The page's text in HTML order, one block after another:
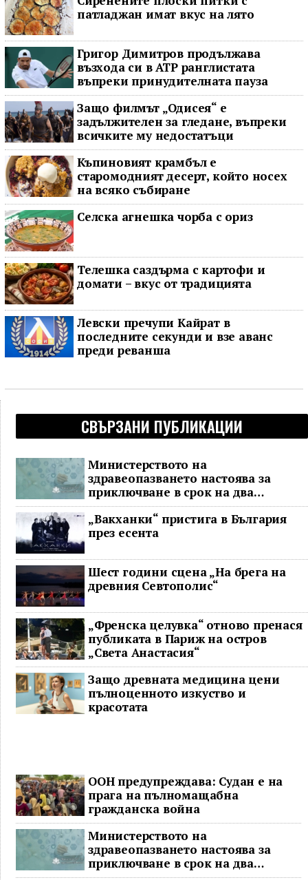
патладжан имат вкус на лято
Григор Димитров продължава
възхода си в ATP ранглистата
въпреки принудителната пауза
Защо филмът „Одисея“ е
задължителен за гледане, въпреки
всичките му недостатъци
Къпиновият крамбъл е
старомодният десерт, който носех
на всяко събиране
Селска агнешка чорба с ориз
Телешка саздърма с картофи и
домати – вкус от традицията
Левски пречупи Кайрат в
последните секунди и взе аванс
преди реванша
СВЪРЗАНИ ПУБЛИКАЦИИ
Министерството на
здравеопазването настоява за
приключване в срок на два
ключови строителни проекта
„Вакханки“ пристига в България
през есента
Шест години сцена „На брега на
древния Севтополис“
„Френска целувка“ отново пренася
публиката в Париж на остров
„Света Анастасия“
Защо древната медицина цени
пълноценното изкуство и
красотата
ООН предупреждава: Судан е на
прага на пълномащабна
гражданска война
Министерството на
здравеопазването настоява за
приключване в срок на два